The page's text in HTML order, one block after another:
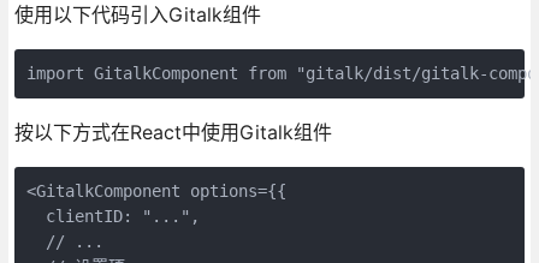
使用以下代码引入Gitalk组件
import GitalkComponent from "gitalk/dist/gitalk-
按以下方式在React中使用Gitalk组件
<GitalkComponent options={{
  clientID: "...",
  // ...